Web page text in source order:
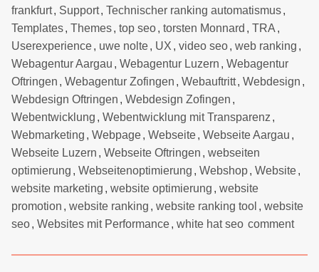
frankfurt, Support, Technischer ranking automatismus,
Templates, Themes, top seo, torsten Monnard , TRA ,
Userexperience, uwe nolte, UX , video seo, web ranking ,
Webagentur Aargau , Webagentur Luzern , Webagentur
Oftringen , Webagentur Zofingen , Webauftritt, Webdesign ,
Webdesign Oftringen , Webdesign Zofingen ,
Webentwicklung , Webentwicklung mit Transparenz ,
Webmarketing , Webpage, Webseite, Webseite Aargau ,
Webseite Luzern , Webseite Oftringen , webseiten
optimierung , Webseitenoptimierung , Webshop, Website,
website marketing , website optimierung , website
promotion , website ranking , website ranking tool , website
seo, Websites mit Performance, white hat seo comment